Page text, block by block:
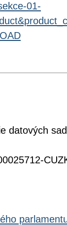
01-
datových sad